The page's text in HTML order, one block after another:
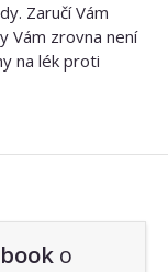
Zaručí Vám
Vám zrovna není
na lék proti
o